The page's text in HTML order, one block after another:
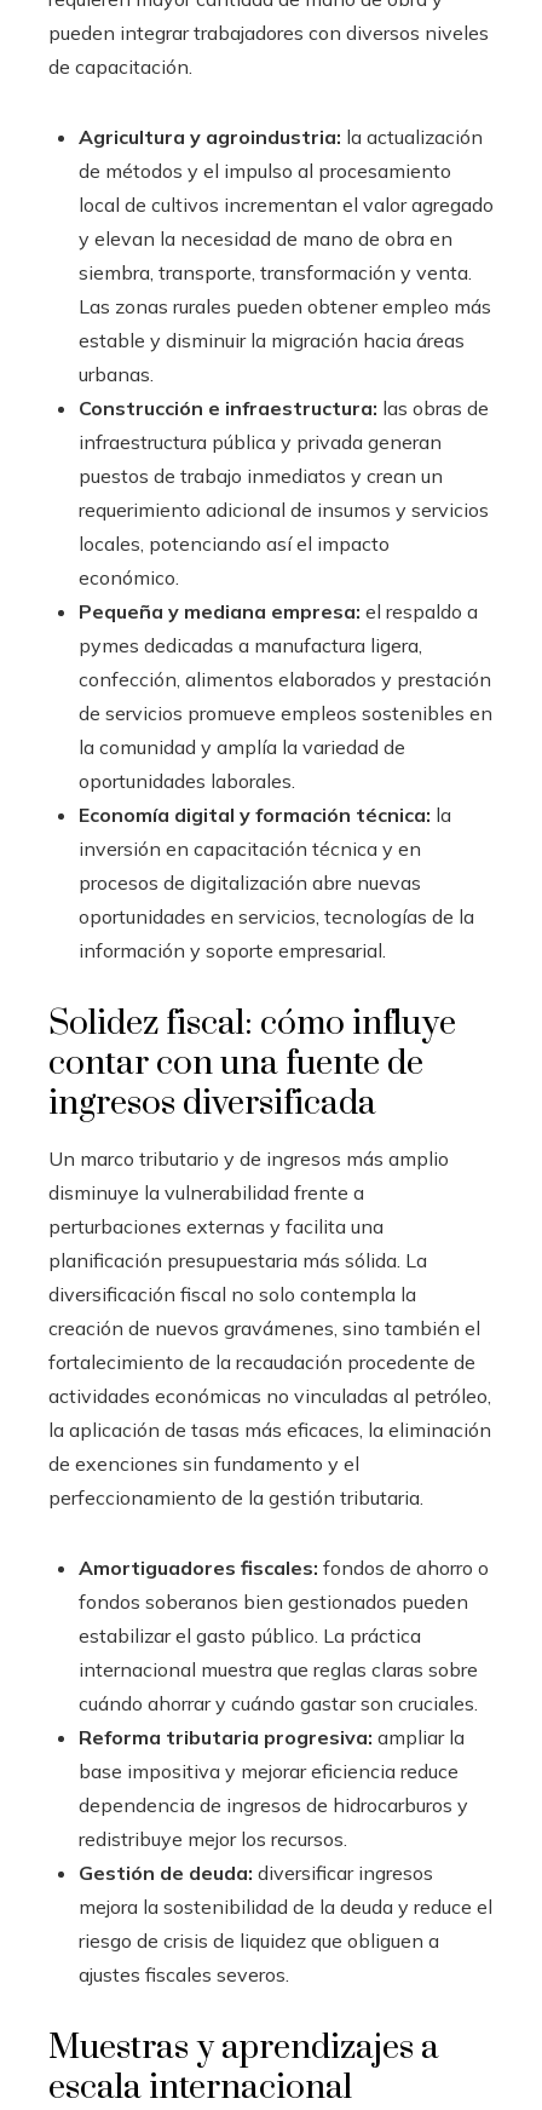
pueden integrar trabajadores con diversos niveles
de capacitación.
Agricultura y agroindustria: la actualización
de métodos y el impulso al procesamiento
local de cultivos incrementan el valor agregado
y elevan la necesidad de mano de obra en
siembra, transporte, transformación y venta.
Las zonas rurales pueden obtener empleo más
estable y disminuir la migración hacia áreas
urbanas.
Construcción e infraestructura: las obras de
infraestructura pública y privada generan
puestos de trabajo inmediatos y crean un
requerimiento adicional de insumos y servicios
locales, potenciando así el impacto
económico.
Pequeña y mediana empresa: el respaldo a
pymes dedicadas a manufactura ligera,
confección, alimentos elaborados y prestación
de servicios promueve empleos sostenibles en
la comunidad y amplía la variedad de
oportunidades laborales.
Economía digital y formación técnica: la
inversión en capacitación técnica y en
procesos de digitalización abre nuevas
oportunidades en servicios, tecnologías de la
información y soporte empresarial.
Solidez fiscal: cómo influye
contar con una fuente de
ingresos diversificada
Un marco tributario y de ingresos más amplio
disminuye la vulnerabilidad frente a
perturbaciones externas y facilita una
planificación presupuestaria más sólida. La
diversificación fiscal no solo contempla la
creación de nuevos gravámenes, sino también el
fortalecimiento de la recaudación procedente de
actividades económicas no vinculadas al petróleo,
la aplicación de tasas más eficaces, la eliminación
de exenciones sin fundamento y el
perfeccionamiento de la gestión tributaria.
Amortiguadores fiscales: fondos de ahorro o
fondos soberanos bien gestionados pueden
estabilizar el gasto público. La práctica
internacional muestra que reglas claras sobre
cuándo ahorrar y cuándo gastar son cruciales.
Reforma tributaria progresiva: ampliar la
base impositiva y mejorar eficiencia reduce
dependencia de ingresos de hidrocarburos y
redistribuye mejor los recursos.
Gestión de deuda: diversificar ingresos
mejora la sostenibilidad de la deuda y reduce el
riesgo de crisis de liquidez que obliguen a
ajustes fiscales severos.
Muestras y aprendizajes a
escala internacional